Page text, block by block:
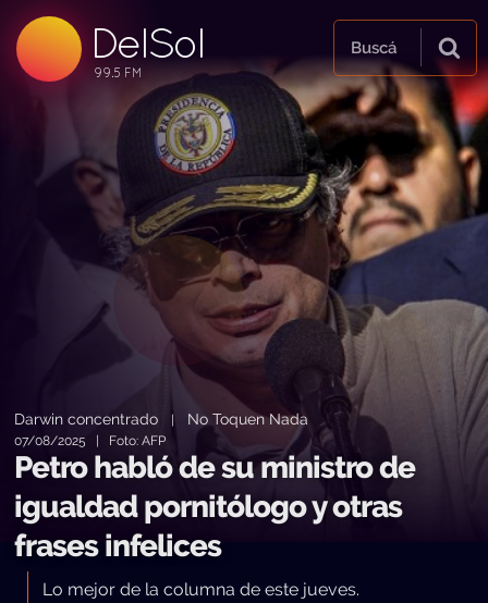
DelSol
99.5 FM
99.5 FM
99.5 FM
Buscá
Darwin concentrado No Toquen Nada
07/08/2025 | Foto: AFP
Petro habló de su ministro de
igualdad pornitólogo y otras
frases infelices
Lo mejor de la columna de este jueves.